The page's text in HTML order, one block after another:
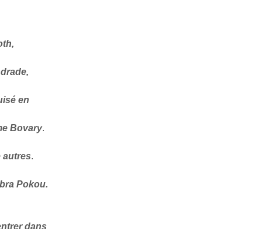
en
Bovary.
autres.
Pokou.
dans